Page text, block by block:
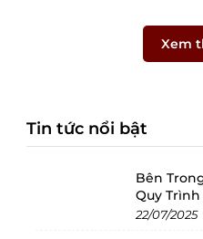
Xem
Tin tức nổi bật
Bên
Quy Trình
Châu Âu
22/07/2025